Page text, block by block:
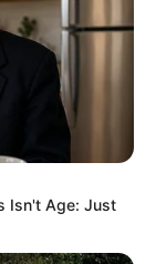
Isn't Age: Just